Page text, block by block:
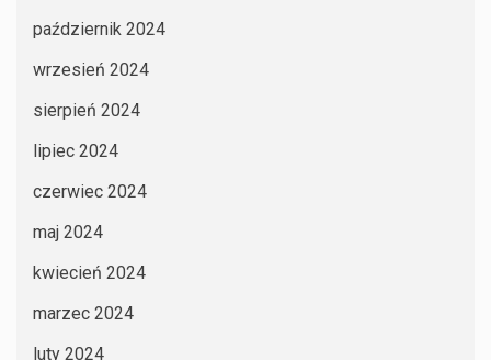
październik 2024
wrzesień 2024
sierpień 2024
lipiec 2024
czerwiec 2024
maj 2024
kwiecień 2024
marzec 2024
luty 2024